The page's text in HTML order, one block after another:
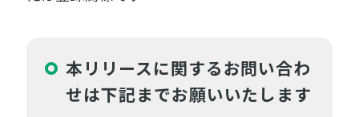
本リリースに関するお問い合わ
せは下記までお願いいたします